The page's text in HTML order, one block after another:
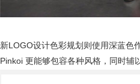
新LOGO设计色彩规划则使用深蓝色
Pinkoi 更能够包容各种风格，同时辅